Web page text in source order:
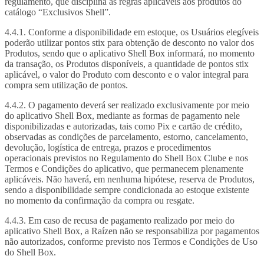
catálogo “Exclusivos Shell”.
4.4.1. Conforme a disponibilidade em estoque, os Usuários elegíveis
poderão utilizar pontos stix para obtenção de desconto no valor dos
Produtos, sendo que o aplicativo Shell Box informará, no momento
da transação, os Produtos disponíveis, a quantidade de pontos stix
aplicável, o valor do Produto com desconto e o valor integral para
compra sem utilização de pontos.
4.4.2. O pagamento deverá ser realizado exclusivamente por meio
do aplicativo Shell Box, mediante as formas de pagamento nele
disponibilizadas e autorizadas, tais como Pix e cartão de crédito,
observadas as condições de parcelamento, estorno, cancelamento,
devolução, logística de entrega, prazos e procedimentos
operacionais previstos no Regulamento do Shell Box Clube e nos
Termos e Condições do aplicativo, que permanecem plenamente
aplicáveis. Não haverá, em nenhuma hipótese, reserva de Produtos,
sendo a disponibilidade sempre condicionada ao estoque existente
no momento da confirmação da compra ou resgate.
4.4.3. Em caso de recusa de pagamento realizado por meio do
aplicativo Shell Box, a Raízen não se responsabiliza por pagamentos
não autorizados, conforme previsto nos Termos e Condições de Uso
do Shell Box.